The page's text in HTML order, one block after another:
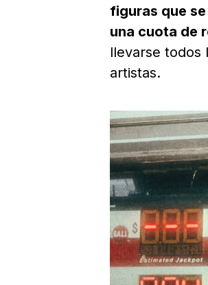
figuras que
una cuota de
llevarse todos
artistas.